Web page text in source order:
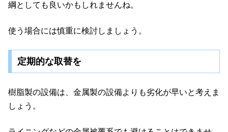
綱としても良いかもしれませんね。
使う場合には慎重に検討しましょう。
定期的な取替を
樹脂製の設備は、金属製の設備よりも劣化が早いと考えま
しょう。